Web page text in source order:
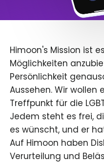
Himoon's Mission ist
Möglichkeiten
Persönlichkeit
Aussehen. Wir wollen
Treffpunkt für die
Jedem steht es frei,
es wünscht, und er
Auf Himoon haben
Verurteilung und